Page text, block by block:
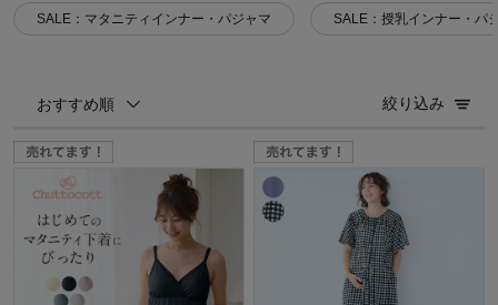
SALE：マタニティインナー・パジャマ SALE：授乳インナー・パ
おすすめ順 絞り込み